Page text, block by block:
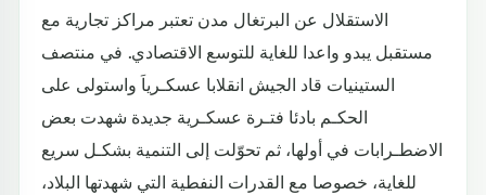
الاستقلال عن البرتغال مدن تعتبر مراكز تجارية مع
مستقبل يبدو واعدا للغاية للتوسع الاقتصادي. في منتصف
الستينيات قاد الجيش انقلابا عسكـرياَ واستولى على
الحكـم بادئا فتـرة عسكـرية جديدة شهدت بعض
الاضطـرابات في أولها، ثم تحوّلت إلى التنمية بشكـل سريع
للغاية، خصوصا مع القدرات النفطية التي شهدتها البلاد،